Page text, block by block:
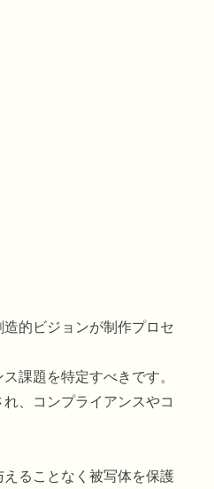
的ビジョンが制作プロセ
課題を特定すべきです。
、コンプライアンスやコ
ることなく被写体を保護